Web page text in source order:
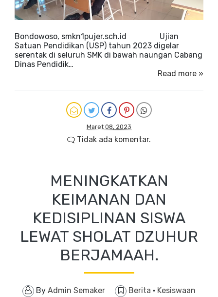
Bondowoso, smkn1pujer.sch.id Ujian
Satuan Pendidikan (USP) tahun 2023 digelar
serentak di seluruh SMK di bawah naungan Cabang
Dinas Pendidik…
Read more »
Maret 08, 2023
Tidak ada komentar.
MENINGKATKAN
KEIMANAN DAN
KEDISIPLINAN SISWA
LEWAT SHOLAT DZUHUR
BERJAMAAH.
By Admin Semaker Berita · Kesiswaan